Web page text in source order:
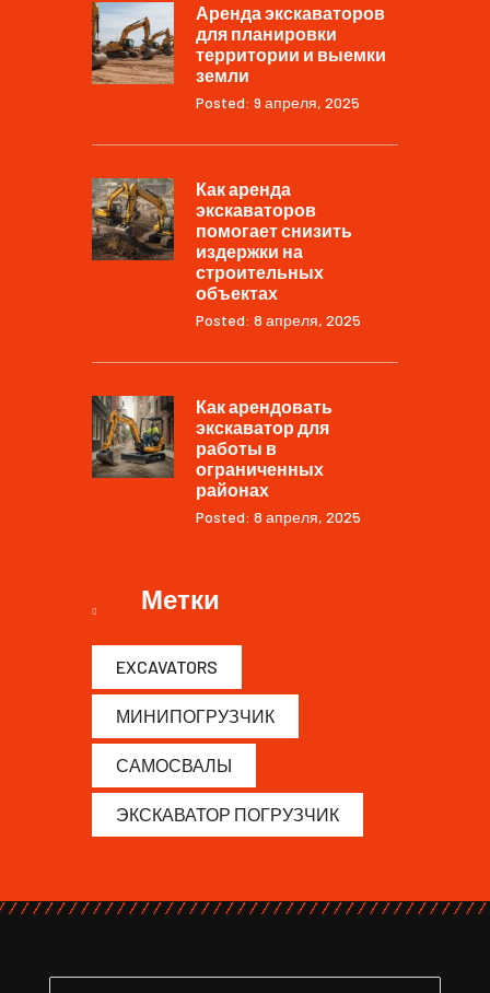
Аренда экскаваторов
для планировки
территории и выемки
земли
Posted: 9 апреля, 2025
Как аренда
экскаваторов
помогает снизить
издержки на
строительных
объектах
Posted: 8 апреля, 2025
Как арендовать
экскаватор для
работы в
ограниченных
районах
Posted: 8 апреля, 2025
Метки
EXCAVATORS
МИНИПОГРУЗЧИК
САМОСВАЛЫ
ЭКСКАВАТОР ПОГРУЗЧИК